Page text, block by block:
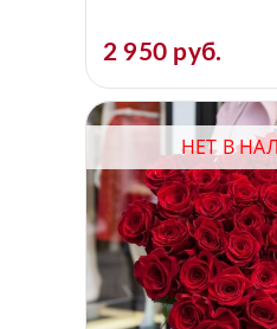
2 950 руб.
НЕТ В